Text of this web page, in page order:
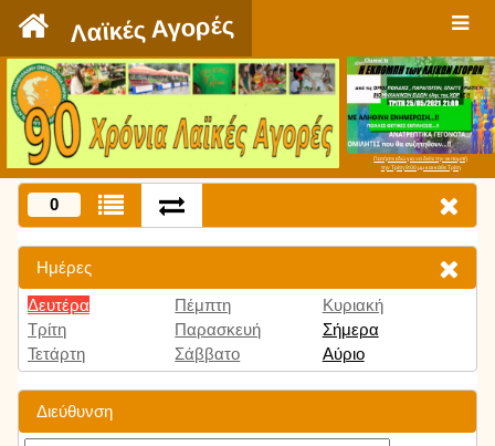
Λαϊκές Αγορές
Πατήστε εδώ για να δείτε την εκπομπή
την Τρίτη 9:00 μμ και κάθε Τρίτη
0
Ημέρες
Δευτέρα
Τρίτη
Τετάρτη
Πέμπτη
Παρασκευή
Σάββατο
Κυριακή
Σήμερα
Αύριο
Διεύθυνση